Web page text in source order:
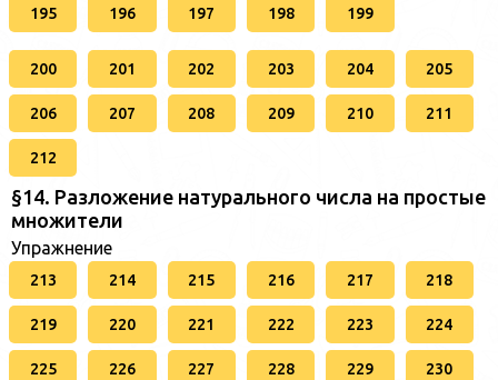
195 196 197 198 199
200 201 202 203 204 205
206 207 208 209 210 211
212
§14. Разложение натурального числа на простые
множители
Упражнение
213 214 215 216 217 218
219 220 221 222 223 224
225 226 227 228 229 230